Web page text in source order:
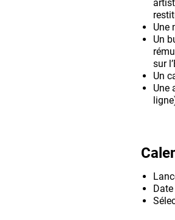
Une
Un
sur
Un
Une